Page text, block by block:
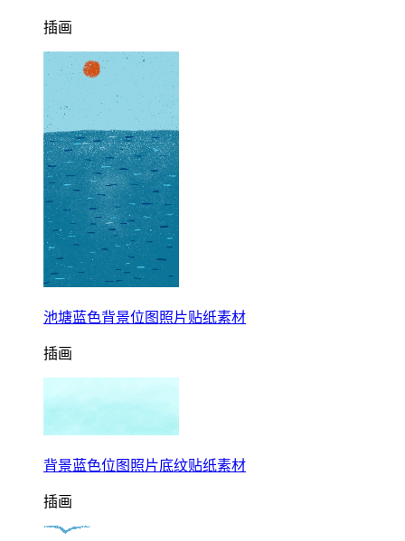
插画
池塘蓝色背景位图照片贴纸素材
插画
背景蓝色位图照片底纹贴纸素材
插画